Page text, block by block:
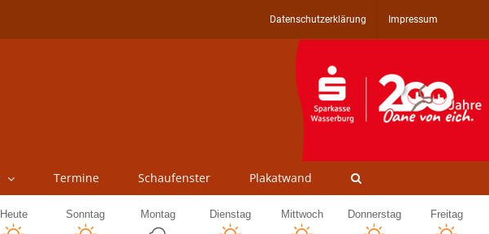
Datenschutzerklärung Impressum
Termine Schaufenster Plakatwand